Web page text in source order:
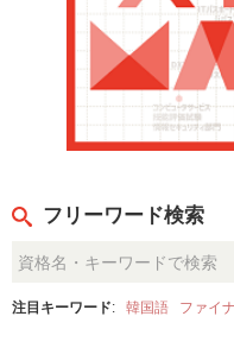
フリーワード検索
注目キーワード: 韓国語 ファイ